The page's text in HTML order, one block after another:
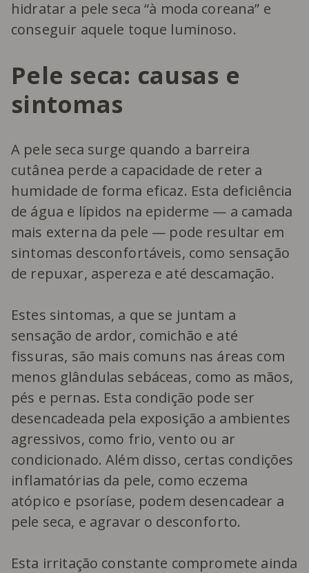
hidratar a pele seca “à moda coreana” e
conseguir aquele toque luminoso.
Pele seca: causas e
sintomas
A pele seca surge quando a barreira
cutânea perde a capacidade de reter a
humidade de forma eficaz. Esta deficiência
de água e lípidos na epiderme — a camada
mais externa da pele — pode resultar em
sintomas desconfortáveis, como sensação
de repuxar, aspereza e até descamação.
Estes sintomas, a que se juntam a
sensação de ardor, comichão e até
fissuras, são mais comuns nas áreas com
menos glândulas sebáceas, como as mãos,
pés e pernas. Esta condição pode ser
desencadeada pela exposição a ambientes
agressivos, como frio, vento ou ar
condicionado. Além disso, certas condições
inflamatórias da pele, como eczema
atópico e psoríase, podem desencadear a
pele seca, e agravar o desconforto.
Esta irritação constante compromete ainda